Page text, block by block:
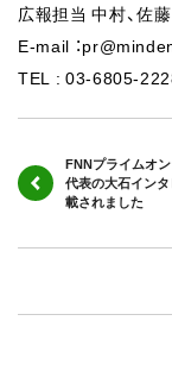
広報担当 中村、佐
E-mail ：
TEL : 03-6805-
FNNプライムオン
代表の大石イン
載されました